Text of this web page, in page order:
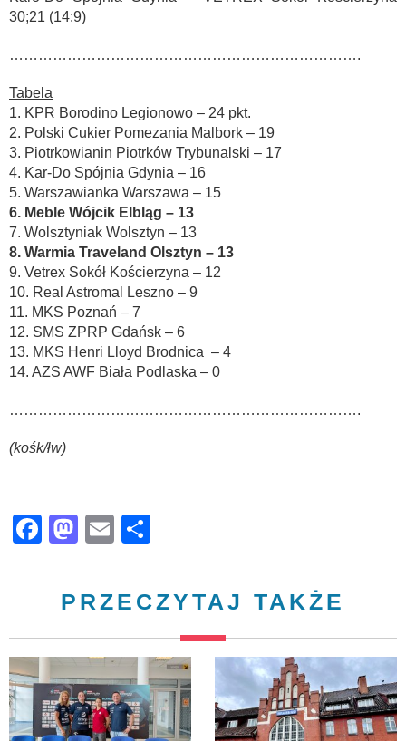
30;21 (14:9)
……………………………………………………………….
Tabela
1. KPR Borodino Legionowo – 24 pkt.
2. Polski Cukier Pomezania Malbork – 19
3. Piotrkowianin Piotrków Trybunalski – 17
4. Kar-Do Spójnia Gdynia – 16
5. Warszawianka Warszawa – 15
6. Meble Wójcik Elbląg – 13
7. Wolsztyniak Wolsztyn – 13
8. Warmia Traveland Olsztyn – 13
9. Vetrex Sokół Kościerzyna – 12
10. Real Astromal Leszno – 9
11. MKS Poznań – 7
12. SMS ZPRP Gdańsk – 6
13. MKS Henri Lloyd Brodnica – 4
14. AZS AWF Biała Podlaska – 0
……………………………………………………………….
(kośk/łw)
Facebook
Mastodon
Email
PRZECZYTAJ TAKŻE